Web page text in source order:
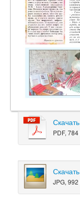
PDF,
JPG,